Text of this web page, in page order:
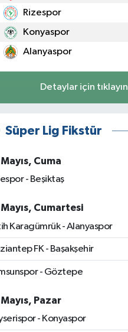
Rizespor
Konyaspor
Alanyaspor
Detaylar için tıklayın
Süper Lig Fikstür
Cuma
- Beşiktaş
Mayıs, Cumartesi
Karagümrük - Alanyaspor
FK - Başakşehir
- Göztepe
Pazar
- Konyaspor